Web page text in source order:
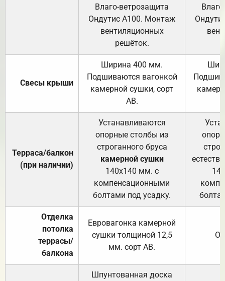
Влаго-ветрозащита
Ондутис А100. Монтаж
вентиляционных
решёток.
Свесы крыши
Ширина 400 мм.
Подшиваются вагонкой
камерной сушки, сорт
АВ.
Терраса/балкон
(при наличии)
Устанавливаются
опорные столбы из
строганного бруса
камерной сушки
140х140 мм. с
компенсационными
болтами под усадку.
Отделка
потолка
террасы/
балкона
Евровагонка камерной
сушки толщиной 12,5
мм. сорт АВ.
Шпунтованная доска